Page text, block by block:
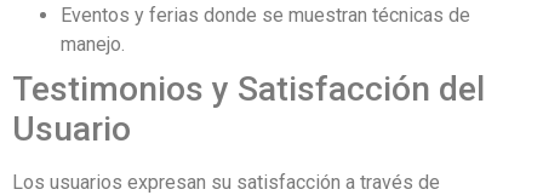
Eventos y ferias donde se muestran técnicas de
manejo.
Testimonios y Satisfacción del
Usuario
Los usuarios expresan su satisfacción a través de